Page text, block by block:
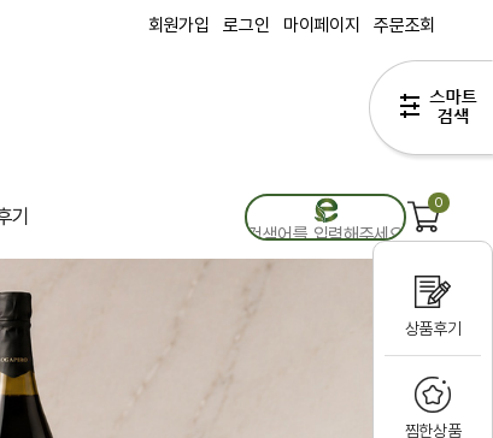
상품후기
찜한상품
회원가입 로그인 마이페이지 주문조회
기
0